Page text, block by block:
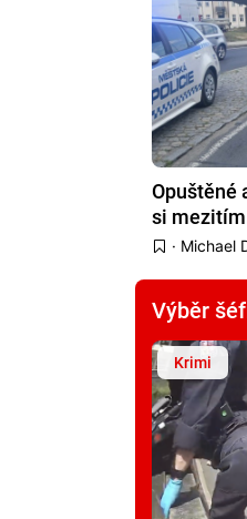
Opuštěné
si mezitím
· Michael
Výběr
Krimi